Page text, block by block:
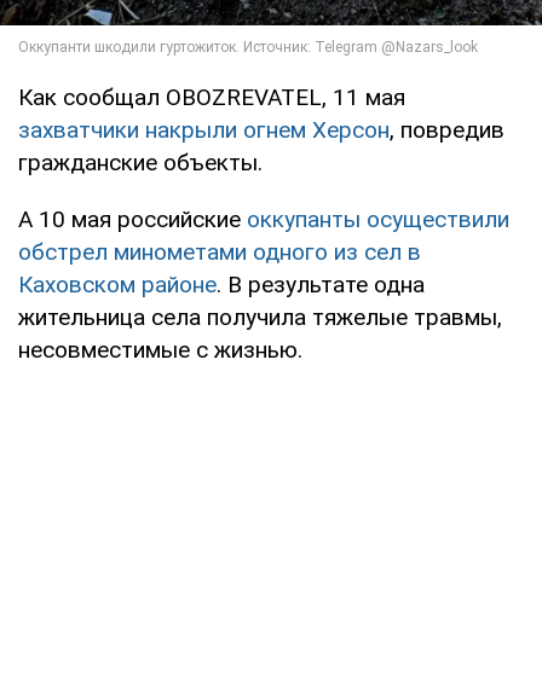
Как сообщал OBOZREVATEL, 11 мая
захватчики накрыли огнем Херсон, повредив
гражданские объекты.
А 10 мая российские оккупанты осуществили
обстрел минометами одного из сел в
Каховском районе. В результате одна
жительница села получила тяжелые травмы,
несовместимые с жизнью.